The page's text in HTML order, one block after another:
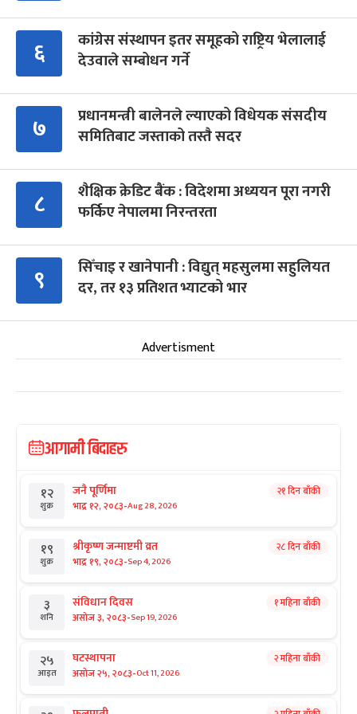
६
कांग्रेस संस्थापन इतर समूहको राष्ट्रिय भेलालाई
देउवाले सम्बोधन गर्ने
७
प्रधानमन्त्री बालेनले ल्याएको विधेयक संसदीय
समितिबाट जस्ताको तस्तै सदर
८
शैक्षिक क्रेडिट बैंक : विदेशमा अध्ययन पूरा नगरी
फर्किए नेपालमा निरन्तरता
९
सिँचाइ र खानेपानी : विद्युत् महसुलमा सहुलियत
दर, तर १३ प्रतिशत भ्याटको भार
Advertisment
आगामी बिदाहरु
१२
शुक्र
जनै पूर्णिमा
भाद्र १२, २०८३-Aug 28, 2026
२१ दिन बाँकी
१९
शुक्र
श्रीकृष्ण जन्माष्टमी व्रत
भाद्र १९, २०८३-Sep 4, 2026
२८ दिन बाँकी
३
शनि
संविधान दिवस
असोज ३, २०८३-Sep 19, 2026
१ महिना बाँकी
२५
आइत
घटस्थापना
असोज २५, २०८३-Oct 11, 2026
२ महिना बाँकी